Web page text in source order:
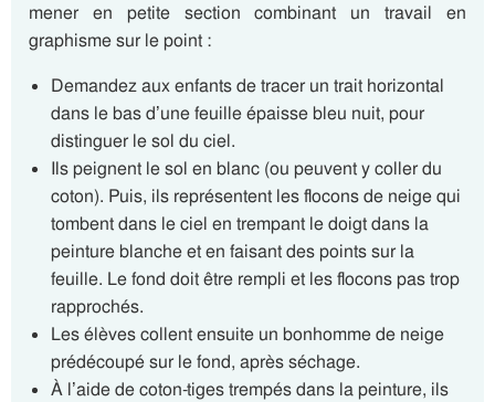
mener en petite section combinant un travail en
graphisme sur le point :
Demandez aux enfants de tracer un trait horizontal
dans le bas d’une feuille épaisse bleu nuit, pour
distinguer le sol du ciel.
Ils peignent le sol en blanc (ou peuvent y coller du
coton). Puis, ils représentent les flocons de neige qui
tombent dans le ciel en trempant le doigt dans la
peinture blanche et en faisant des points sur la
feuille. Le fond doit être rempli et les flocons pas trop
rapprochés.
Les élèves collent ensuite un bonhomme de neige
prédécoupé sur le fond, après séchage.
À l’aide de coton-tiges trempés dans la peinture, ils